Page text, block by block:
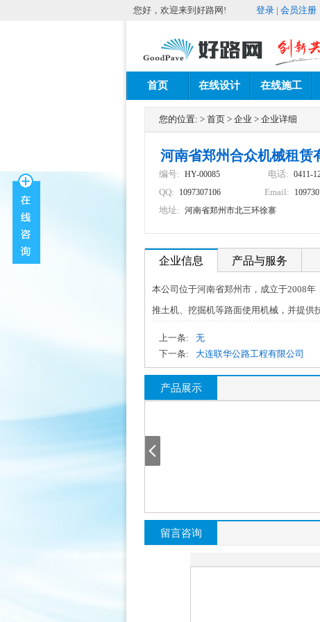
您好，欢迎来到好路网! 登录 | 会员注册
首页 在线设计 在线施工
您的位置: > 首页 > 企业 > 企业详细
河南省郑州合众机械租赁
编号: HY-00085 电话: 0411-
QQ: 1097307106 Email:
地址: 河南省郑州市北三环徐寨
企业信息 产品与服务
本公司位于河南省郑州市，成立于2008
推土机、挖掘机等路面使用机械，并提供
上一条:
无
下一条:
大连联华公路工程有限公司
产品展示
留言咨询